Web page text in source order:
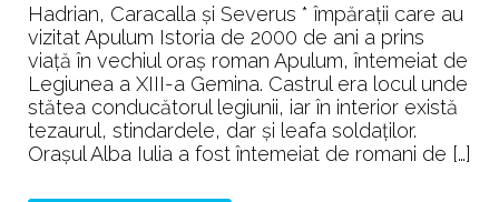
Hadrian, Caracalla și Severus * împărații care au
vizitat Apulum Istoria de 2000 de ani a prins
viață în vechiul oraș roman Apulum, întemeiat de
Legiunea a XIII-a Gemina. Castrul era locul unde
stătea conducătorul legiunii, iar în interior există
tezaurul, stindardele, dar și leafa soldaților.
Orașul Alba Iulia a fost întemeiat de romani de […]